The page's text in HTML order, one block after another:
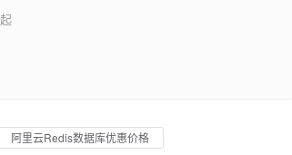
阿里云Redis数据库优惠价格